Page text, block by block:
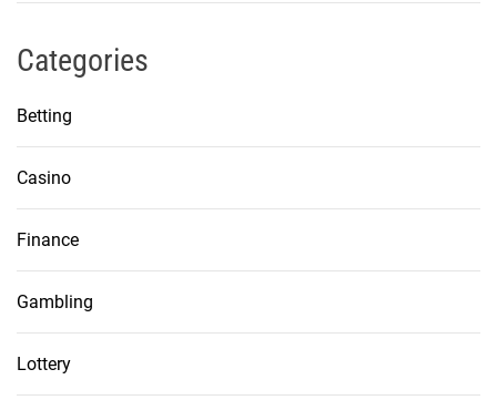
Categories
Betting
Casino
Finance
Gambling
Lottery